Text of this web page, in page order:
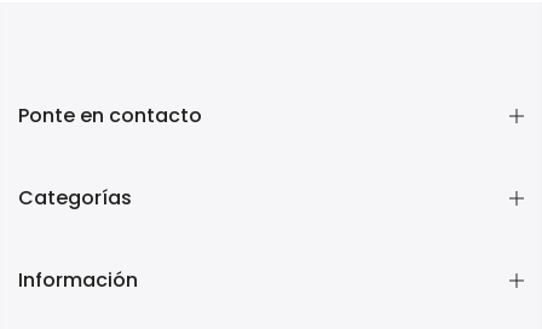
Ponte en contacto
Categorías
Información